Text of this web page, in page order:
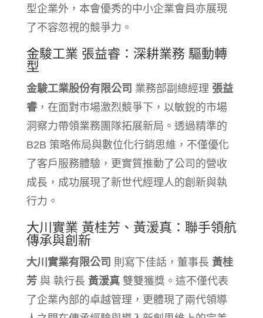
型企業外，本會優秀的中小企業會員亦展現
了不容忽視的競爭力。
金駿工業 張益睿：深耕業務 驅動轉
型
金駿工業股份有限公司 業務部副總經理 張益
睿，在面對市場激烈競爭下，以敏銳的市場
洞察力帶領業務團隊拓展新局。透過精準的
B2B 策略佈局與數位化行銷思維，不僅優化
了客戶服務體驗，更實質推動了公司的營收
成長，成功展現了新世代經理人的創新與執
行力。
大川實業 黃桂芳、黃湲真：聯手領航
傳承與創新
大川實業有限公司 則寫下佳話，董事長 黃桂
芳與 執行長 黃湲真雙雙獲獎。這不僅代表
了企業內部的卓越管理，更體現了兩代領導